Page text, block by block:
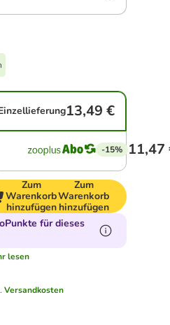
13,49 €
-15% 11,47
Zum
Warenkorb
hinzufügen
Zum
Warenkorb
hinzufügen
für dieses
lesen
Versandkosten